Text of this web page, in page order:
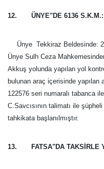
12. ÜNYE"DE 6136 S.K.M.:
Ünye  Tekkiraz Beldesinde:
Ünye Sulh Ceza
Akkuş yolunda yapılan yol
bulunan araç içerisinde yapılan
122576 seri numaralı tabanca
C.Savcısının talimatı ile
tahkikata başlanılmıştır.
13. FATSA"DA TAKSİRLE